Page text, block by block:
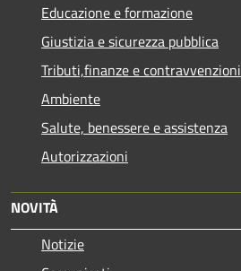
Educazione e formazione
Giustizia e sicurezza pubblica
Tributi,finanze e contravvenzioni
Ambiente
Salute, benessere e assistenza
Autorizzazioni
NOVITÀ
Notizie